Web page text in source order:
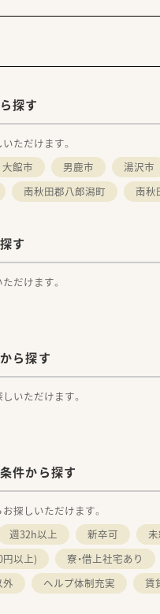
探す
ただけます。
大館市 男鹿市 湯沢市
南秋田郡八郎潟町 南秋
す
だけます。
ら探す
いただけます。
件から探す
探しいただけます。
週32h以上 新卒可
円以上) 寮・借上社宅あり
外 ヘルプ体制充実 賃